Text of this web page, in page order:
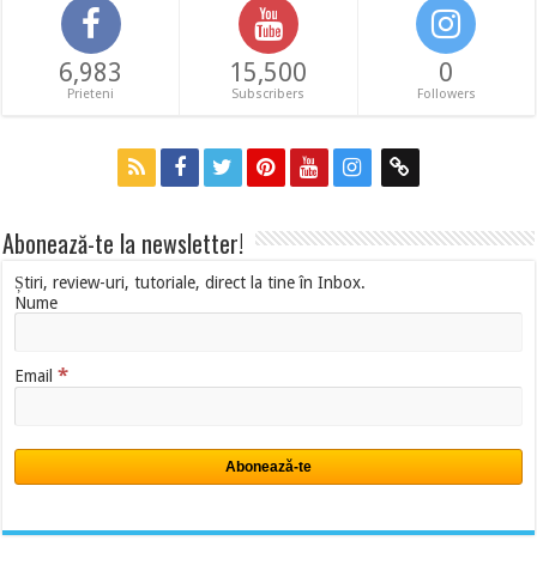
6,983
Prieteni
15,500
Subscribers
0
Followers
Abonează-te la newsletter!
Știri, review-uri, tutoriale, direct la tine în Inbox.
Nume
Email*